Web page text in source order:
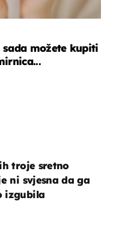
možete kupiti
troje sretno
ni svjesna da ga
izgubila